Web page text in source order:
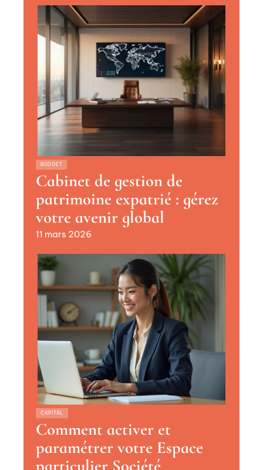
BUDGET
Cabinet de gestion de
patrimoine expatrié : gérez
votre avenir global
11 mars 2026
CAPITAL
Comment activer et
paramétrer votre Espace
particulier Société